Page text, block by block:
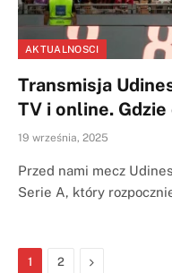
AKTUALNOSCI
Transmisja
TV i online.
19 września, 2025
Przed nami mecz
Serie A, który
1 2 Next